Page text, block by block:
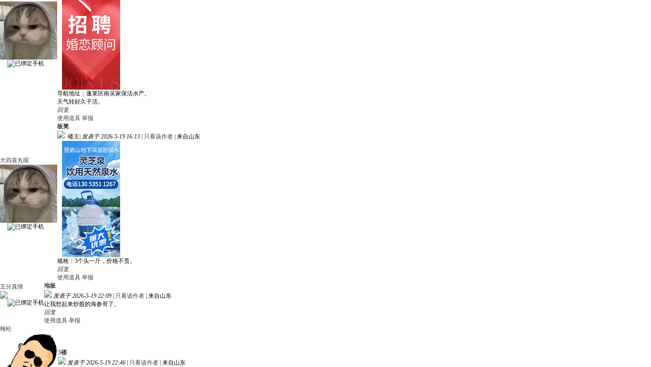
导航地址：蓬莱区南吴家保活水产。
天气转好久干活。
回复
使用道具 举报
大四喜丸呢
板凳
楼主 发表于 2026-5-19 16:13 只看该作者 来自山东
规格：3个头一斤，价格不贵。
回复
使用道具 举报
五分真情
地板
发表于 2026-5-19 22:09
只看该作者 来自山东
让我想起来炒股的海参哥了。
回复
使用道具 举报
翰松
5楼
发表于 2026-5-19 22:46
只看该作者 来自山东